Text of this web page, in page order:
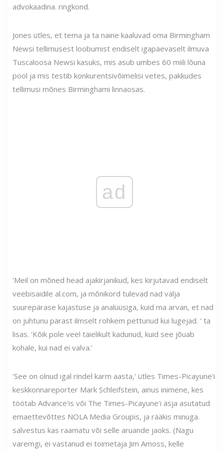
advokaadina. ringkond.
Jones ütles, et tema ja ta naine kaaluvad oma Birmingham
Newsi tellimusest loobumist endiselt igapäevaselt ilmuva
Tuscaloosa Newsi kasuks, mis asub umbes 60 miili lõuna
pool ja mis testib konkurentsivõimelisi vetes, pakkudes
tellimusi mõnes Birminghami linnaosas.
ad
'Meil on mõned head ajakirjanikud, kes kirjutavad endiselt
veebisaidile al.com, ja mõnikord tulevad nad välja
suurepärase kajastuse ja analüüsiga, kuid ma arvan, et nad
on juhtunu pärast ilmselt rohkem pettunud kui lugejad. ' ta
lisas. 'Kõik pole veel täielikult kadunud, kuid see jõuab
kohale, kui nad ei valva.'
'See on olnud igal rindel karm aasta,' ütles Times-Picayune'i
keskkonnareporter Mark Schleifstein, ainus inimene, kes
töötab Advance'is või The Times-Picayune'i äsja asutatud
emaettevõttes NOLA Media Groupis, ja rääkis minuga.
salvestus kas raamatu või selle aruande jaoks. (Nagu
varemgi, ei vastanud ei toimetaja Jim Amoss, kelle